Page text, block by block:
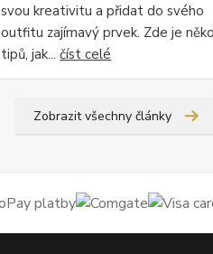
svou kreativitu a přidat do svého
outfitu zajímavý prvek. Zde je
tipů, jak...číst celé
Zobrazit všechny články